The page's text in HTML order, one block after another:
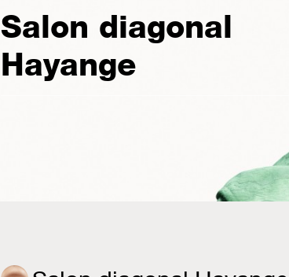
Salon diagonal
Hayange